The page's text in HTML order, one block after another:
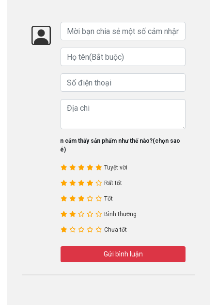
Bạn cảm thấy sản phẩm như thế nào?(chọn sao
nhé)
Tuyệt vời
Rất tốt
Tốt
Bình thường
Chưa tốt
Gửi bình luận